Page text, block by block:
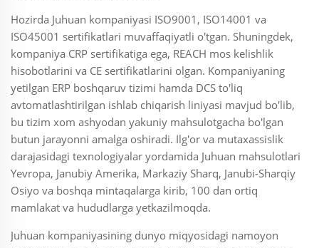
Hozirda Juhuan kompaniyasi ISO9001, ISO14001 va
ISO45001 sertifikatlari muvaffaqiyatli o'tgan. Shuningdek,
kompaniya CRP sertifikatiga ega, REACH mos kelishlik
hisobotlarini va CE sertifikatlarini olgan. Kompaniyaning
yetilgan ERP boshqaruv tizimi hamda DCS to'liq
avtomatlashtirilgan ishlab chiqarish liniyasi mavjud bo'lib,
bu tizim xom ashyodan yakuniy mahsulotgacha bo'lgan
butun jarayonni amalga oshiradi. Ilg'or va mutaxassislik
darajasidagi texnologiyalar yordamida Juhuan mahsulotlari
Yevropa, Janubiy Amerika, Markaziy Sharq, Janubi-Sharqiy
Osiyo va boshqa mintaqalarga kirib, 100 dan ortiq
mamlakat va hududlarga yetkazilmoqda.
Juhuan kompaniyasining dunyo miqyosidagi namoyon